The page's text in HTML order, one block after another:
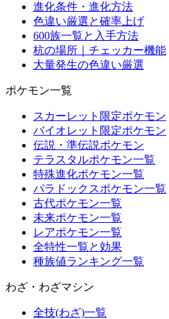
進化条件・進化方法
色違い厳選と確率上げ
600族一覧と入手方法
杭の場所｜チェッカー機能
大量発生の色違い厳選
ポケモン一覧
スカーレット限定ポケモン
バイオレット限定ポケモン
伝説・準伝説ポケモン
テラスタルポケモン一覧
特殊進化ポケモン一覧
パラドックスポケモン一覧
古代ポケモン一覧
未来ポケモン一覧
レアポケモン一覧
全特性一覧と効果
種族値ランキング一覧
わざ・わざマシン
全技(わざ)一覧